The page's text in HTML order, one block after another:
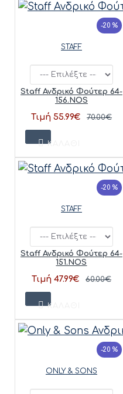
-20 %
STAFF
Staff Ανδρικό Φούτερ 64-
156.NOS
Τιμή 55.99€ 70.00€
ΚΑΛΆΘΙ
-20 %
STAFF
Staff Ανδρικό Φούτερ 64-
151.NOS
Τιμή 47.99€ 60.00€
ΚΑΛΆΘΙ
-20 %
ONLY & SONS